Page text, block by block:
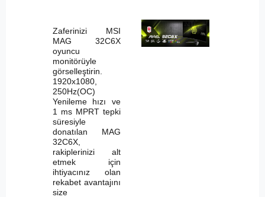
Zaferinizi MSI
MAG 32C6X
oyuncu
monitörüyle
görselleştirin.
1920x1080,
250Hz(OC)
Yenileme hızı ve
1 ms MPRT tepki
süresiyle
donatılan MAG
32C6X,
rakiplerinizi alt
etmek için
ihtiyacınız olan
rekabet avantajını
size